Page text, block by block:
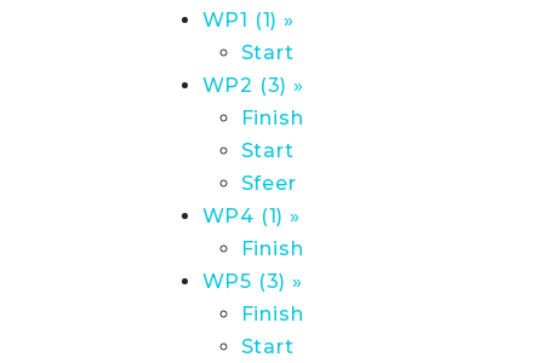
WP1 (1) »
Start
WP2 (3) »
Finish
Start
Sfeer
WP4 (1) »
Finish
WP5 (3) »
Finish
Start